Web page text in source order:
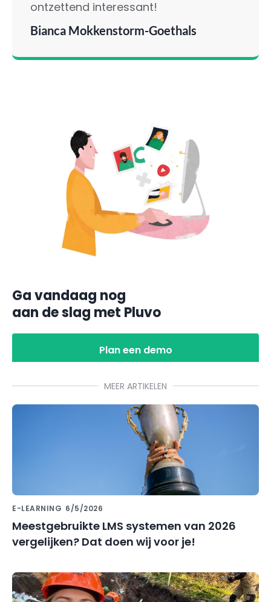
ontzettend interessant!
Bianca Mokkenstorm-Goethals
Ga vandaag nog
aan de slag met Pluvo
Plan een demo
MEER ARTIKELEN
E-LEARNING 6/5/2026
Meestgebruikte LMS systemen van 2026
vergelijken? Dat doen wij voor je!